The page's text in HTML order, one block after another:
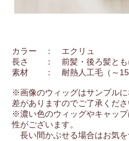
カラー ： エクリュ
長さ ： 前髪・後ろ髪とも
素材 ： 耐熱人工毛（～
※画像のウィッグはサンプル
差がありますのでご了承くださ
※濃い色のウィッグやキャッ
性がございます。
長い間かぶせる場合はお気を